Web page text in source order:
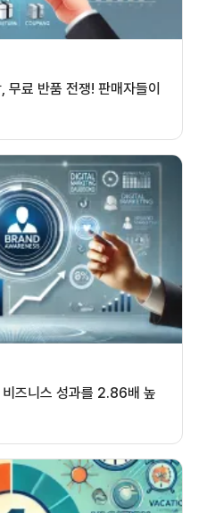
료 반품 전쟁! 판매자들이
즈니스 성과를 2.86배 높